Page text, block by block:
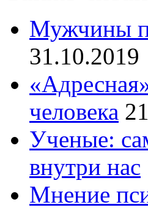
Мужчины
31.10.2019
человека
Ученые:
внутри нас
Мнение